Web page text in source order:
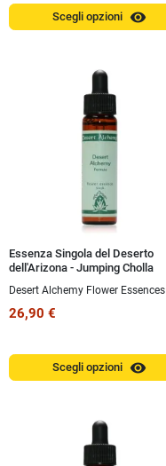
Scegli opzioni visibility
Essenza Singola del Deserto
dell'Arizona - Jumping Cholla
ml
Desert Alchemy Flower Essences
26,90 €
Scegli opzioni visibility